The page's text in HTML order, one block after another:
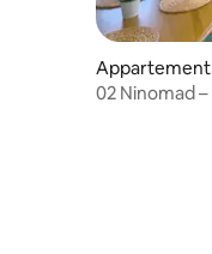
Appartement
02 Ninomad –